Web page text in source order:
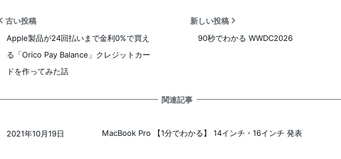
古い投稿
Apple製品が24回払いまで金利0%で買え
る「Orico Pay Balance」クレジットカー
ドを作ってみた話
新しい投稿
90秒でわかる WWDC2026
関連記事
MacBook Pro 【1分でわかる】 14インチ・16インチ 発表
2021年10月19日